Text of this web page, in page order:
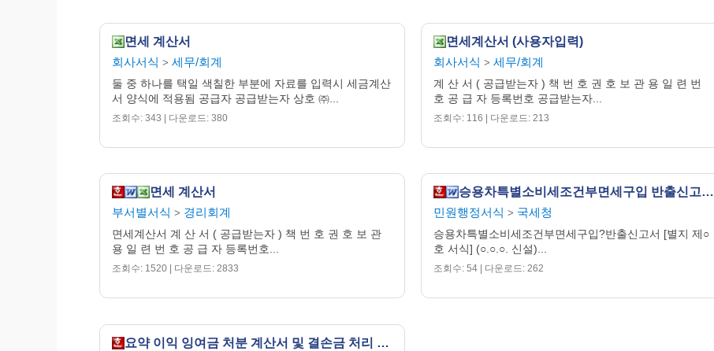
면세 계산서
회사서식 > 세무/회계
둘 중 하나를 택일 색칠한 부분에 자료를 입력시 세금계산
서 양식에 적용됨 공급자 공급받는자 상호 ㈜...
조회수: 343 | 다운로드: 380
면세계산서 (사용자입력)
회사서식 > 세무/회계
계 산 서 ( 공급받는자 ) 책 번 호 권 호 보 관 용 일 련 번
호 공 급 자 등록번호 공급받는자...
조회수: 116 | 다운로드: 213
면세 계산서
부서별서식 > 경리회계
면세계산서 계 산 서 ( 공급받는자 ) 책 번 호 권 호 보 관
용 일 련 번 호 공 급 자 등록번호...
조회수: 1520 | 다운로드: 2833
승용차특별소비세조건부면세구입 반출신고서 (면세구입자 보관용)
민원행정서식 > 국세청
승용차특별소비세조건부면세구입?반출신고서 [별지 제○
호 서식] (○.○.○. 신설)...
조회수: 54 | 다운로드: 262
요약 이익 잉여금 처분 계산서 및 결손금 처리 계산서